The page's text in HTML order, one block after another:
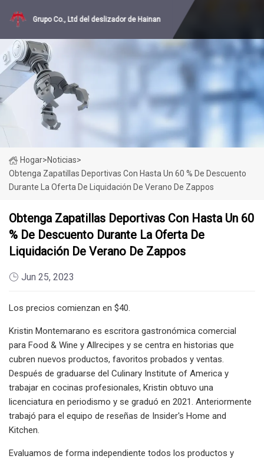
Grupo Co., Ltd del deslizador de Hainan
Hogar>Noticias>
Obtenga Zapatillas Deportivas Con Hasta Un 60 % De Descuento
Durante La Oferta De Liquidación De Verano De Zappos
Obtenga Zapatillas Deportivas Con Hasta Un 60
% De Descuento Durante La Oferta De
Liquidación De Verano De Zappos
Jun 25, 2023
Los precios comienzan en $40.
Kristin Montemarano es escritora gastronómica comercial
para Food & Wine y Allrecipes y se centra en historias que
cubren nuevos productos, favoritos probados y ventas.
Después de graduarse del Culinary Institute of America y
trabajar en cocinas profesionales, Kristin obtuvo una
licenciatura en periodismo y se graduó en 2021. Anteriormente
trabajó para el equipo de reseñas de Insider's Home and
Kitchen.
Evaluamos de forma independiente todos los productos y